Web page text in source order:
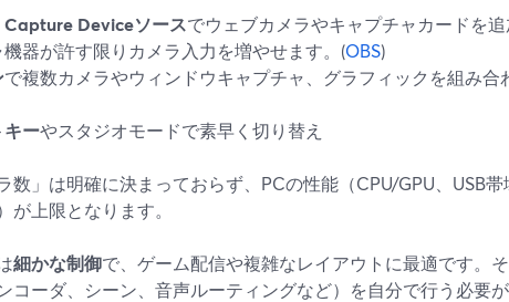
Deviceソースでウェブカメラやキャプチャカードを
機器が許す限りカメラ入力を増やせます。(OBS)
で複数カメラやウィンドウキャプチャ、グラフィックを組み合
キーやスタジオモードで素早く切り替え
数」は明確に決まっておらず、PCの性能（CPU/GPU、USB
が上限となります。
細かな制御で、ゲーム配信や複雑なレイアウトに最適です。
コーダ、シーン、音声ルーティングなど）を自分で行う必要